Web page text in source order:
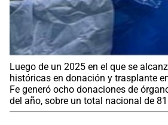
Luego de un 2025 en el que se
históricas en donación y trasplante
Fe generó ocho donaciones de
del año, sobre un total nacional de